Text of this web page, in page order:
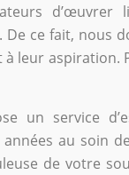
d’œuvrer
ce fait, nous
leur aspiration.
un service
au soin
de votre